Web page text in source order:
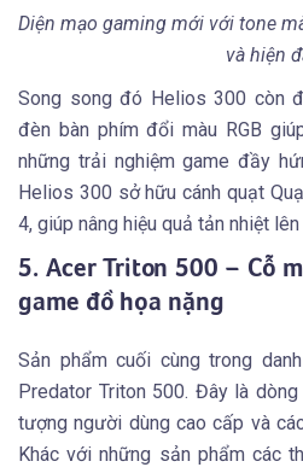
Diện mạo gaming mới với tone
và hiện
Song song đó Helios 300 còn
đèn bàn phím đổi màu RGB
những trải nghiệm game đầy
Helios 300 sở hữu cánh quạt
4, giúp nâng hiệu quả tản nhiệt
5. Acer Triton 500 – Cỗ
game đồ họa nặng
Sản phẩm cuối cùng trong
Predator Triton 500. Đây là
tượng người dùng cao cấp và
Khác với những sản phẩm các